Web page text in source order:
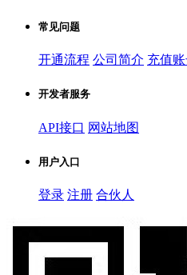
常见问题
开通流程 公司简介 充值
开发者服务
API接口 网站地图
用户入口
登录 注册 合伙人